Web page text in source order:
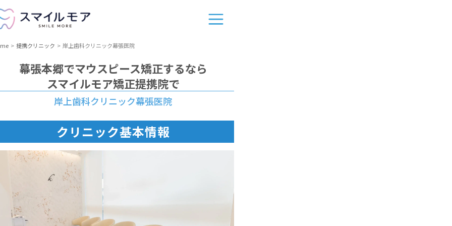
提携クリニック 岸上歯科クリニック幕張医院
幕張本郷でマウスピース矯正するなら
スマイルモア矯正提携院で
岸上歯科クリニック幕張医院
クリニック基本情報